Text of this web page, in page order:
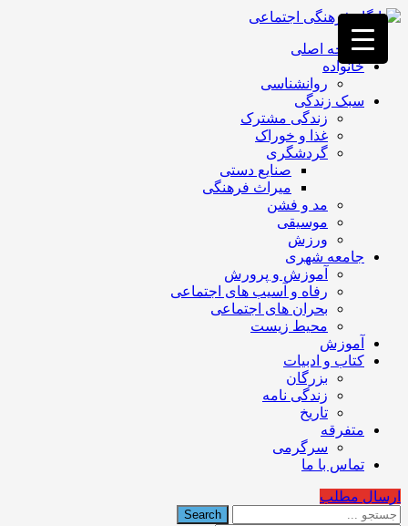
فصد
خون
غرب
تهران
خشکشویی
تصفیه
تهران
صفحه اصلی
خانواده
روانشناسی
سبک زندگی
زندگی مشترک
غذا و خوراک
گردشگری
صنایع دستی
میراث فرهنگی
مد و فشن
موسیقی
ورزش
جامعه شهری
آموزش و پرورش
رفاه و آسیب های اجتماعی
بحران های اجتماعی
محیط زیست
آموزش
کتاب و ادبیات
بزرگان
زندگی نامه
تاریخ
متفرقه
سرگرمی
تماس با ما
ارسال مطلب